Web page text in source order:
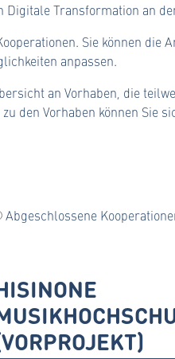
Transformation an
Sie können
anpassen.
an Vorhaben, die
den Vorhaben können
Abgeschlossene